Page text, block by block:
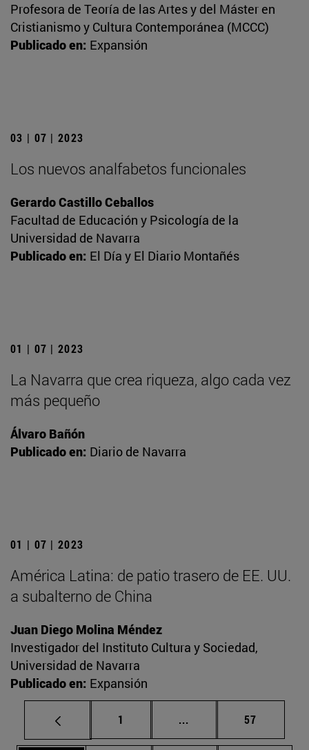
Profesora de Teoría de las Artes y del Máster en
Cristianismo y Cultura Contemporánea (MCCC)
Publicado en: Expansión
03 | 07 | 2023
Los nuevos analfabetos funcionales
Gerardo Castillo Ceballos
Facultad de Educación y Psicología de la
Universidad de Navarra
Publicado en: El Día y El Diario Montañés
01 | 07 | 2023
La Navarra que crea riqueza, algo cada vez
más pequeño
Álvaro Bañón
Publicado en: Diario de Navarra
01 | 07 | 2023
América Latina: de patio trasero de EE. UU.
a subalterno de China
Juan Diego Molina Méndez
Investigador del Instituto Cultura y Sociedad,
Universidad de Navarra
Publicado en: Expansión
Página
1 ... Páginas intermedias
Página
57